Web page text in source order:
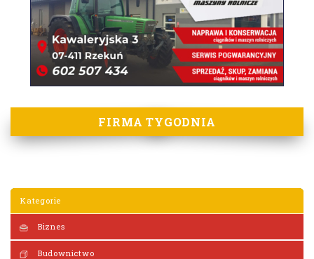
FIRMA TYGODNIA
Kategorie
Biznes
Budownictwo